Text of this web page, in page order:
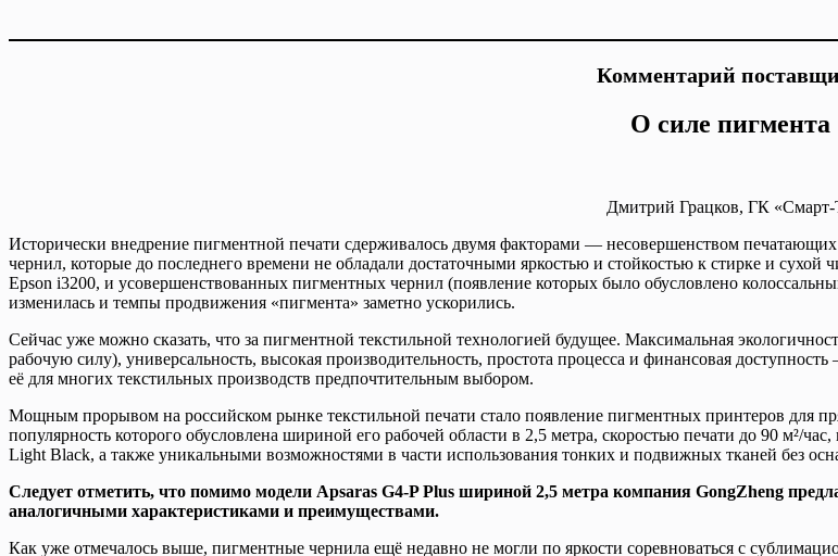
Комментарий
О силе пигмента
Дмитрий Грацков, ГК «Смарт-
Исторически внедрение пигментной печати сдерживалось двумя факторами — несовершенством
чернил, которые до последнего времени не обладали достаточными яркостью и стойкостью к стирке и
Epson i3200, и усовершенствованных пигментных чернил (появление которых было обусловлено
изменилась и темпы продвижения «пигмента» заметно ускорились.
Сейчас уже можно сказать, что за пигментной текстильной технологией будущее. Максимальная
рабочую силу), универсальность, высокая производительность, простота процесса и финансовая
её для многих текстильных производств предпочтительным выбором.
Мощным прорывом на российском рынке текстильной печати стало появление пигментных принтеров для
популярность которого обусловлена шириной его рабочей области в 2,5 метра, скоростью печати до 90 м²/
Light Black, а также уникальными возможностями в части использования тонких и подвижных тканей без
Следует отметить, что помимо модели Apsaras G4-P Plus шириной 2,5 метра компания GongZheng
аналогичными характеристиками и преимуществами.
Как уже отмечалось выше, пигментные чернила ещё недавно не могли по яркости соревноваться с